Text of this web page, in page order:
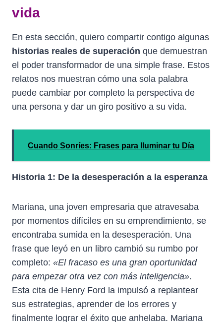
vida
En esta sección, quiero compartir contigo algunas
historias reales de superación que demuestran
el poder transformador de una simple frase. Estos
relatos nos muestran cómo una sola palabra
puede cambiar por completo la perspectiva de
una persona y dar un giro positivo a su vida.
Cuando Sonríes: Frases para Iluminar tu Día
Historia 1: De la desesperación a la esperanza
Mariana, una joven empresaria que atravesaba
por momentos difíciles en su emprendimiento, se
encontraba sumida en la desesperación. Una
frase que leyó en un libro cambió su rumbo por
completo: «El fracaso es una gran oportunidad
para empezar otra vez con más inteligencia».
Esta cita de Henry Ford la impulsó a replantear
sus estrategias, aprender de los errores y
finalmente lograr el éxito que anhelaba. Mariana